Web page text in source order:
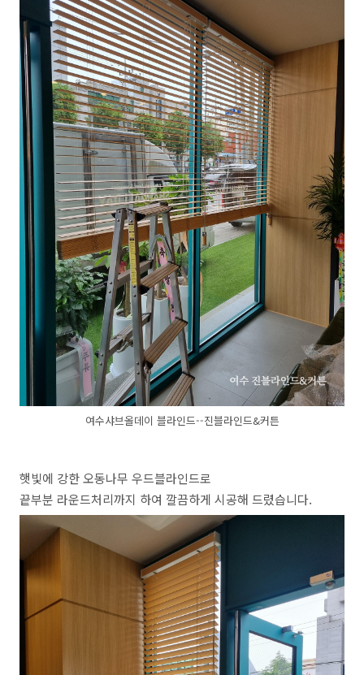
여수샤브올데이 블라인드--진블라인드&커튼
햇빛에 강한 오동나무 우드블라인드로
끝부분 라운드처리까지 하여 깔끔하게 시공해 드렸습니다.